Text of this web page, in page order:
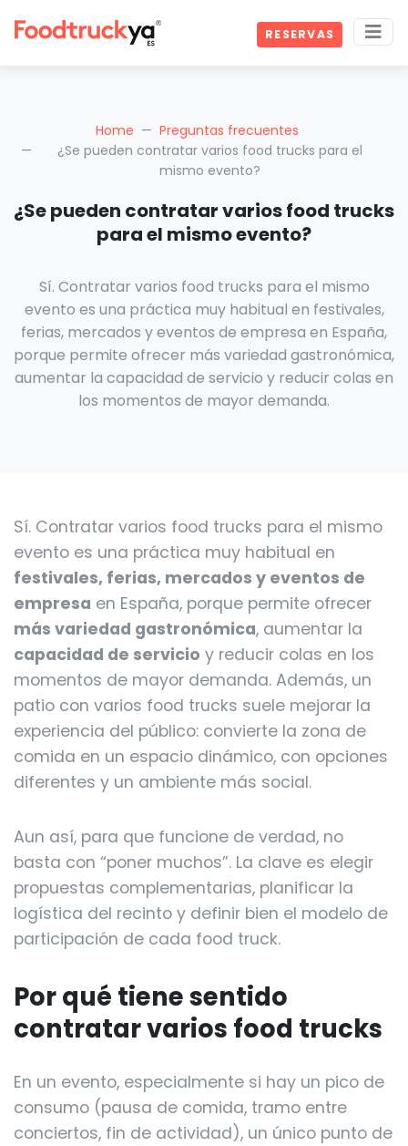
RESERVAS
Home
Preguntas frecuentes
¿Se pueden contratar varios food trucks para el
mismo evento?
¿Se pueden contratar varios food trucks
para el mismo evento?
Sí. Contratar varios food trucks para el mismo
evento es una práctica muy habitual en festivales,
ferias, mercados y eventos de empresa en España,
porque permite ofrecer más variedad gastronómica,
aumentar la capacidad de servicio y reducir colas en
los momentos de mayor demanda.
Sí. Contratar varios food trucks para el mismo
evento es una práctica muy habitual en
festivales, ferias, mercados y eventos de
empresa en España, porque permite ofrecer
más variedad gastronómica, aumentar la
capacidad de servicio y reducir colas en los
momentos de mayor demanda. Además, un
patio con varios food trucks suele mejorar la
experiencia del público: convierte la zona de
comida en un espacio dinámico, con opciones
diferentes y un ambiente más social.
Aun así, para que funcione de verdad, no
basta con “poner muchos”. La clave es elegir
propuestas complementarias, planificar la
logística del recinto y definir bien el modelo de
participación de cada food truck.
Por qué tiene sentido
contratar varios food trucks
En un evento, especialmente si hay un pico de
consumo (pausa de comida, tramo entre
conciertos, fin de actividad), un único punto de